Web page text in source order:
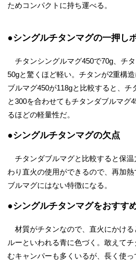
ためコンパクトに持ち運べる。
●シングルチタンマグの一押し
チタンシングルマグ450で70g、チ
50gと驚くほど軽い。チタンが2重構
ブルマグ450が118gと比較すると、チ
と300を合わせてもチタンダブルマグ
るほどの軽量性だ。
●シングルチタンマグの欠点
チタンダブルマグと比較すると保温
わり直火の使用ができるので、再加
ブルマグにはない特徴になる。
●シングルチタンマグをおすす
材質がチタンなので、直火にかける
ルーといわれる青に色づく。敢えて
むキャンパーも多くいるが、長く使